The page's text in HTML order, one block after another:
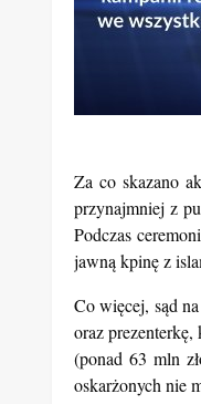
Za co skazano
przynajmniej z
Podczas
jawną kpinę z
Co więcej, sąd
oraz
(ponad 63 mln
oskarżonych nie